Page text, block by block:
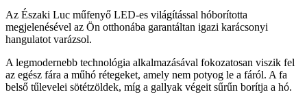
Az Északi Luc műfenyő LED-es világítással hóborította
megjelenésével az Ön otthonába garantáltan igazi karácsonyi
hangulatot varázsol.
A legmodernebb technológia alkalmazásával fokozatosan viszik fel
az egész fára a műhó rétegeket, amely nem potyog le a fáról. A fa
belső tűlevelei sötétzöldek, míg a gallyak végeit sűrűn borítja a hó.